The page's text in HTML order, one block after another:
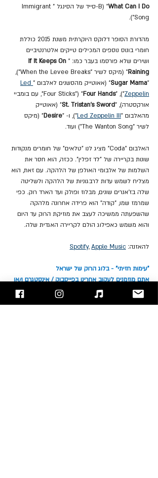
What Can I Do
" (B-סייד של הסינגל "Immigrant
Song").
מהדורת הסופר דלוקס היוקרתית משנת 2015 כוללת
חומרי בונוס נוספים המכילים טייקים אלטרנטיביים
ושירים שלא פורסמו בעבר כמו: " If It Keeps On
Raining
" (מיקס לשיר "When the Levee Breaks"),
"
Sugar Mama" (אאוטייק מהסשנים לאלבום " Led
Zeppelin
"), "
Four Hands
" ("Four Sticks", עם בומביי
אורקסטרה), "St. Tristan's Sword" (אאוטייק
מהאלבום "
Led Zeppelin III "), ו- "Desire" (מיקס
לשיר "The Wanton Song") ועוד.
האלבום "Coda" מציג לנו "טלאים" של חומרים מנקודות
שונות בקריירה של "לד זפלין". ככזה, הוא חסר את
השלמות של אלבומי האולפן של הלהקה. עם זאת, הוא
מצליח לשמש עדות לרבגוניות של ​​הלהקה ולשליטה
שלה בז'אנרים שונים, מבלוז ופולק ועד הארד רוק. כפי
שמרמז שמו, "קודה" הוא פרידה אחרונה מלהקה
שהשפעתה ממשיכה לעצב את מוזיקת ​​הרוק עד היום
והוא משמש כאפילוג הולם לקריירה האגדית שלה.
להאזנה: Spotify, Apple Music
"עימות חזיתי" - בלוג הרוק של ישראל
אתם מוזמנים לעקוב אחרינו בפייסבוק / אינסטגרם ו/או
להירשם לאתר